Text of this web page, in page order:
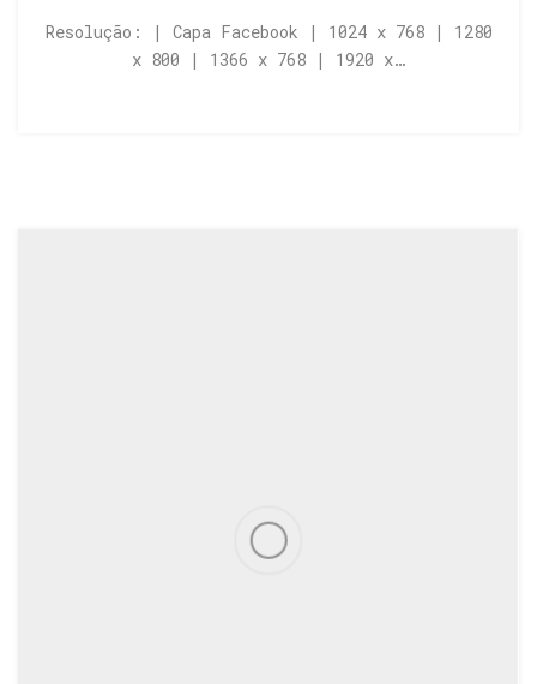
Resolução: | Capa Facebook | 1024 x 768 | 1280
x 800 | 1366 x 768 | 1920 x…